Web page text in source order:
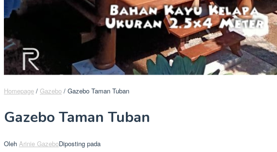
Homepage / Gazebo / Gazebo Taman Tuban
Gazebo Taman Tuban
Oleh Arinie GazeboDiposting pada